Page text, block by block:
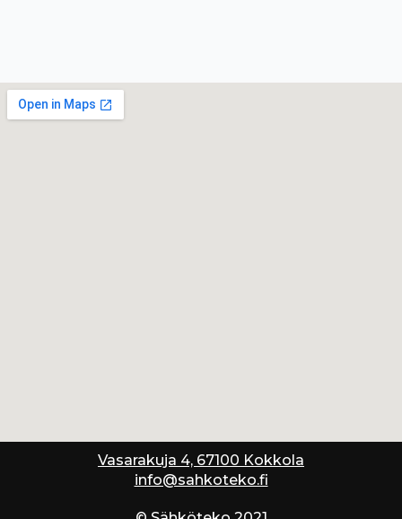
Vasarakuja 4, 67100 Kokkola
info@sahkoteko.fi